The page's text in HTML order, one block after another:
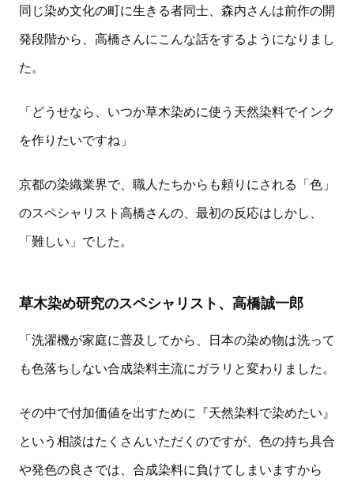
同じ染め文化の町に生きる者同士、森内さんは前作の開
発段階から、高橋さんにこんな話をするようになりまし
た。
「どうせなら、いつか草木染めに使う天然染料でインク
を作りたいですね」
京都の染織業界で、職人たちからも頼りにされる「色」
のスペシャリスト高橋さんの、最初の反応はしかし、
「難しい」でした。
草木染め研究のスペシャリスト、高橋誠一郎
「洗濯機が家庭に普及してから、日本の染め物は洗って
も色落ちしない合成染料主流にガラリと変わりました。
その中で付加価値を出すために『天然染料で染めたい』
という相談はたくさんいただくのですが、色の持ち具合
や発色の良さでは、合成染料に負けてしまいますから